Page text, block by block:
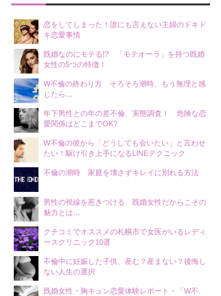
恋をしてしまった！誰にも言えない主婦のドキド
キ恋愛事情
既婚なのにモテる!? 「モテオーラ」を持つ既婚
女性の5つの特徴！
W不倫の終わり方 そろそろ潮時、もう無理と感
じたら…
年下男性との年の差不倫、実態調査！ 危険な恋
愛関係はどこまでOK?
W不倫の彼から「どうしても会いたい」と言わせ
たい！駆け引き上手になるLINEテクニック
不倫の潮時 家庭を壊さずキレイに別れる方法
男性の視線を惹きつける、既婚女性だからこその
魅力とは…
クチコミでオススメの札幌市で女医がいるレディ
ースクリニック10選
不倫中に妊娠した子供、産む？産まない？後悔し
ない人生の選択
既婚女性・胸キュン恋愛体験レポート・「W不